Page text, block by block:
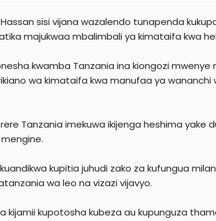
sisi vijana wazalendo tunapenda
majukwaa mbalimbali ya kimataifa kwa
kwamba Tanzania ina kiongozi
wa kimataifa kwa manufaa ya wananchi
Tanzania imekuwa ikijenga heshima yake
kupitia juhudi zako za kufungua
wa leo na vizazi vijavyo.
kijamii kupotosha kubeza au kupunguza